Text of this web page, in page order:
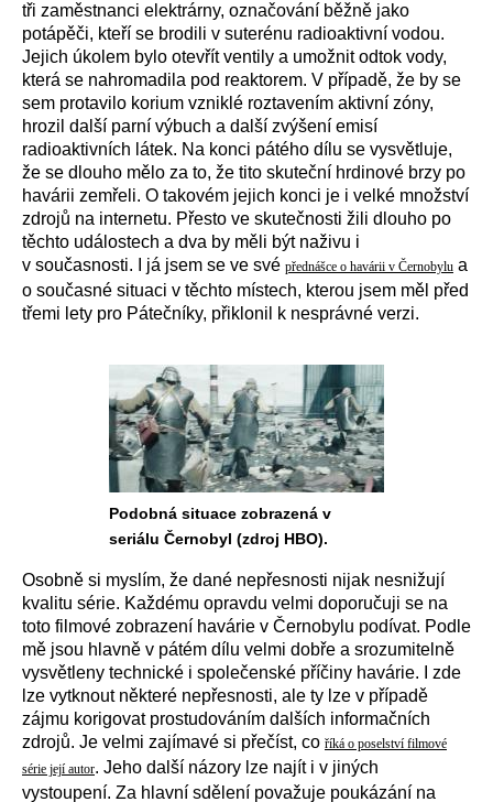
tři zaměstnanci elektrárny, označování běžně jako
potápěči, kteří se brodili v suterénu radioaktivní vodou.
Jejich úkolem bylo otevřít ventily a umožnit odtok vody,
která se nahromadila pod reaktorem. V případě, že by se
sem protavilo korium vzniklé roztavením aktivní zóny,
hrozil další parní výbuch a další zvýšení emisí
radioaktivních látek. Na konci pátého dílu se vysvětluje,
že se dlouho mělo za to, že tito skuteční hrdinové brzy po
havárii zemřeli. O takovém jejich konci je i velké množství
zdrojů na internetu. Přesto ve skutečnosti žili dlouho po
těchto událostech a dva by měli být naživu i
v současnosti. I já jsem se ve své přednášce o havárii v Černobylu a
o současné situaci v těchto místech, kterou jsem měl před
třemi lety pro Pátečníky, přiklonil k nesprávné verzi.
Podobná situace zobrazená v
seriálu Černobyl (zdroj HBO).
Osobně si myslím, že dané nepřesnosti nijak nesnižují
kvalitu série. Každému opravdu velmi doporučuji se na
toto filmové zobrazení havárie v Černobylu podívat. Podle
mě jsou hlavně v pátém dílu velmi dobře a srozumitelně
vysvětleny technické i společenské příčiny havárie. I zde
lze vytknout některé nepřesnosti, ale ty lze v případě
zájmu korigovat prostudováním dalších informačních
zdrojů. Je velmi zajímavé si přečíst, co říká o poselství filmové
série její autor. Jeho další názory lze najít i v jiných
vystoupení. Za hlavní sdělení považuje poukázání na